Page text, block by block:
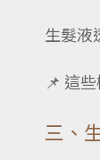
生髮液
📌 這
三、